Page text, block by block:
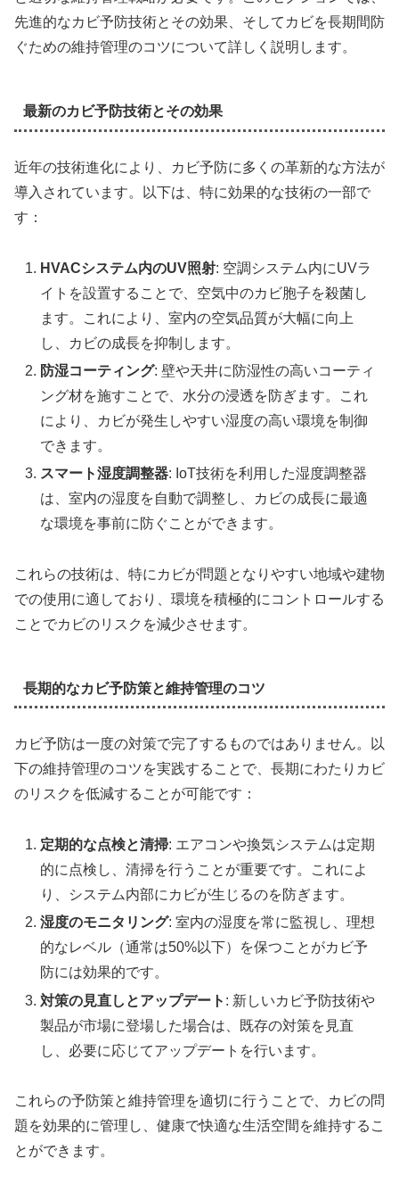
先進的なカビ予防技術とその効果、そしてカビを長期間防
ぐための維持管理のコツについて詳しく説明します。
最新のカビ予防技術とその効果
近年の技術進化により、カビ予防に多くの革新的な方法が
導入されています。以下は、特に効果的な技術の一部で
す：
HVACシステム内のUV照射: 空調システム内にUVラ
イトを設置することで、空気中のカビ胞子を殺菌し
ます。これにより、室内の空気品質が大幅に向上
し、カビの成長を抑制します。
防湿コーティング: 壁や天井に防湿性の高いコーティ
ング材を施すことで、水分の浸透を防ぎます。これ
により、カビが発生しやすい湿度の高い環境を制御
できます。
スマート湿度調整器: IoT技術を利用した湿度調整器
は、室内の湿度を自動で調整し、カビの成長に最適
な環境を事前に防ぐことができます。
これらの技術は、特にカビが問題となりやすい地域や建物
での使用に適しており、環境を積極的にコントロールする
ことでカビのリスクを減少させます。
長期的なカビ予防策と維持管理のコツ
カビ予防は一度の対策で完了するものではありません。以
下の維持管理のコツを実践することで、長期にわたりカビ
のリスクを低減することが可能です：
定期的な点検と清掃: エアコンや換気システムは定期
的に点検し、清掃を行うことが重要です。これによ
り、システム内部にカビが生じるのを防ぎます。
湿度のモニタリング: 室内の湿度を常に監視し、理想
的なレベル（通常は50%以下）を保つことがカビ予
防には効果的です。
対策の見直しとアップデート : 新しいカビ予防技術や
製品が市場に登場した場合は、既存の対策を見直
し、必要に応じてアップデートを行います。
これらの予防策と維持管理を適切に行うことで、カビの問
題を効果的に管理し、健康で快適な生活空間を維持するこ
とができます。